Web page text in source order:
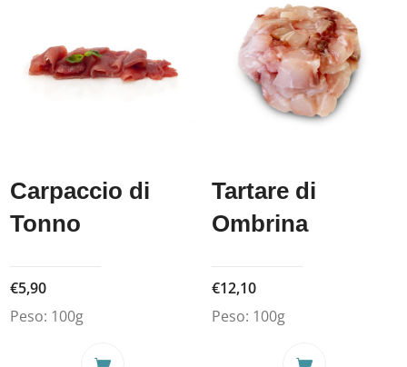
Carpaccio di
Tonno
€5,90
Peso: 100g
Tartare di
Ombrina
€12,10
Peso: 100g